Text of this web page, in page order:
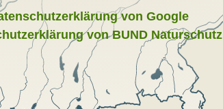
von Google
von BUND Naturschutz